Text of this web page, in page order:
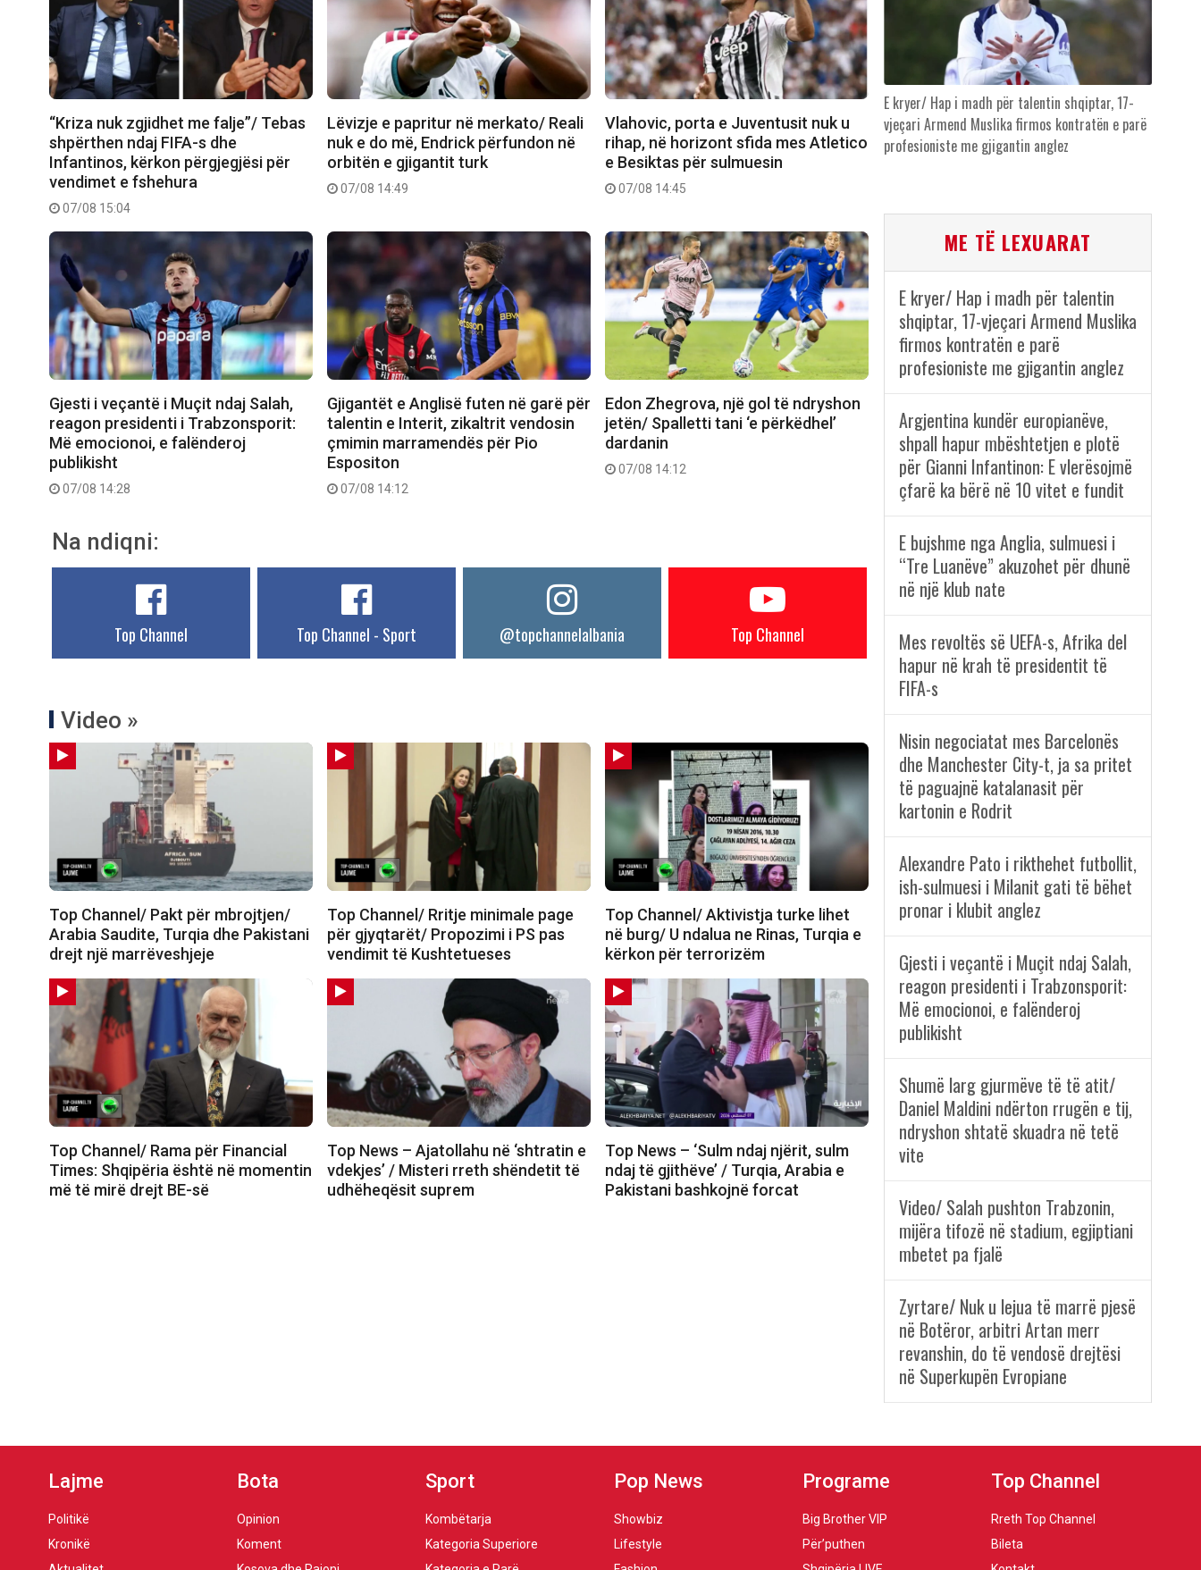
“Kriza nuk zgjidhet me falje”/ Tebas
shpërthen ndaj FIFA-s dhe
Infantinos, kërkon përgjegjësi për
vendimet e fshehura
07/08 15:04
Lëvizje e papritur në merkato/ Reali
nuk e do më, Endrick përfundon në
orbitën e gjigantit turk
07/08 14:49
Vlahovic, porta e Juventusit nuk u
rihap, në horizont sfida mes Atletico
e Besiktas për sulmuesin
07/08 14:45
Gjesti i veçantë i Muçit ndaj Salah,
reagon presidenti i Trabzonsporit:
Më emocionoi, e falënderoj
publikisht
07/08 14:28
Gjigantët e Anglisë futen në garë për
talentin e Interit, zikaltrit vendosin
çmimin marramendës për Pio
Espositon
07/08 14:12
Edon Zhegrova, një gol të ndryshon
jetën/ Spalletti tani ‘e përkëdhel’
dardanin
07/08 14:12
Na ndiqni:
Top Channel Top Channel - Sport @topchannelalbania Top Channel
Video »
Top Channel/ Pakt për mbrojtjen/
Arabia Saudite, Turqia dhe Pakistani
drejt një marrëveshjeje
Top Channel/ Rritje minimale page
për gjyqtarët/ Propozimi i PS pas
vendimit të Kushtetueses
Top Channel/ Aktivistja turke lihet
në burg/ U ndalua ne Rinas, Turqia e
kërkon për terrorizëm
Top Channel/ Rama për Financial
Times: Shqipëria është në momentin
më të mirë drejt BE-së
Top News – Ajatollahu në ‘shtratin e
vdekjes’ / Misteri rreth shëndetit të
udhëheqësit suprem
Top News – ‘Sulm ndaj njërit, sulm
ndaj të gjithëve’ / Turqia, Arabia e
Pakistani bashkojnë forcat
E kryer/ Hap i madh për talentin shqiptar, 17-
vjeçari Armend Muslika firmos kontratën e parë
profesioniste me gjigantin anglez
ME TË LEXUARAT
E kryer/ Hap i madh për talentin
shqiptar, 17-vjeçari Armend Muslika
firmos kontratën e parë
profesioniste me gjigantin anglez
Argjentina kundër europianëve,
shpall hapur mbështetjen e plotë
për Gianni Infantinon: E vlerësojmë
çfarë ka bërë në 10 vitet e fundit
E bujshme nga Anglia, sulmuesi i
“Tre Luanëve” akuzohet për dhunë
në një klub nate
Mes revoltës së UEFA-s, Afrika del
hapur në krah të presidentit të
FIFA-s
Nisin negociatat mes Barcelonës
dhe Manchester City-t, ja sa pritet
të paguajnë katalanasit për
kartonin e Rodrit
Alexandre Pato i rikthehet futbollit,
ish-sulmuesi i Milanit gati të bëhet
pronar i klubit anglez
Gjesti i veçantë i Muçit ndaj Salah,
reagon presidenti i Trabzonsporit:
Më emocionoi, e falënderoj
publikisht
Shumë larg gjurmëve të të atit/
Daniel Maldini ndërton rrugën e tij,
ndryshon shtatë skuadra në tetë
vite
Video/ Salah pushton Trabzonin,
mijëra tifozë në stadium, egjiptiani
mbetet pa fjalë
Zyrtare/ Nuk u lejua të marrë pjesë
në Botëror, arbitri Artan merr
revanshin, do të vendosë drejtësi
në Superkupën Evropiane
Lajme
Politikë
Kronikë
Bota
Opinion
Koment
Sport
Kombëtarja
Kategoria Superiore
Pop News
Showbiz
Lifestyle
Programe
Big Brother VIP
Për’puthen
Top Channel
Rreth Top Channel
Bileta